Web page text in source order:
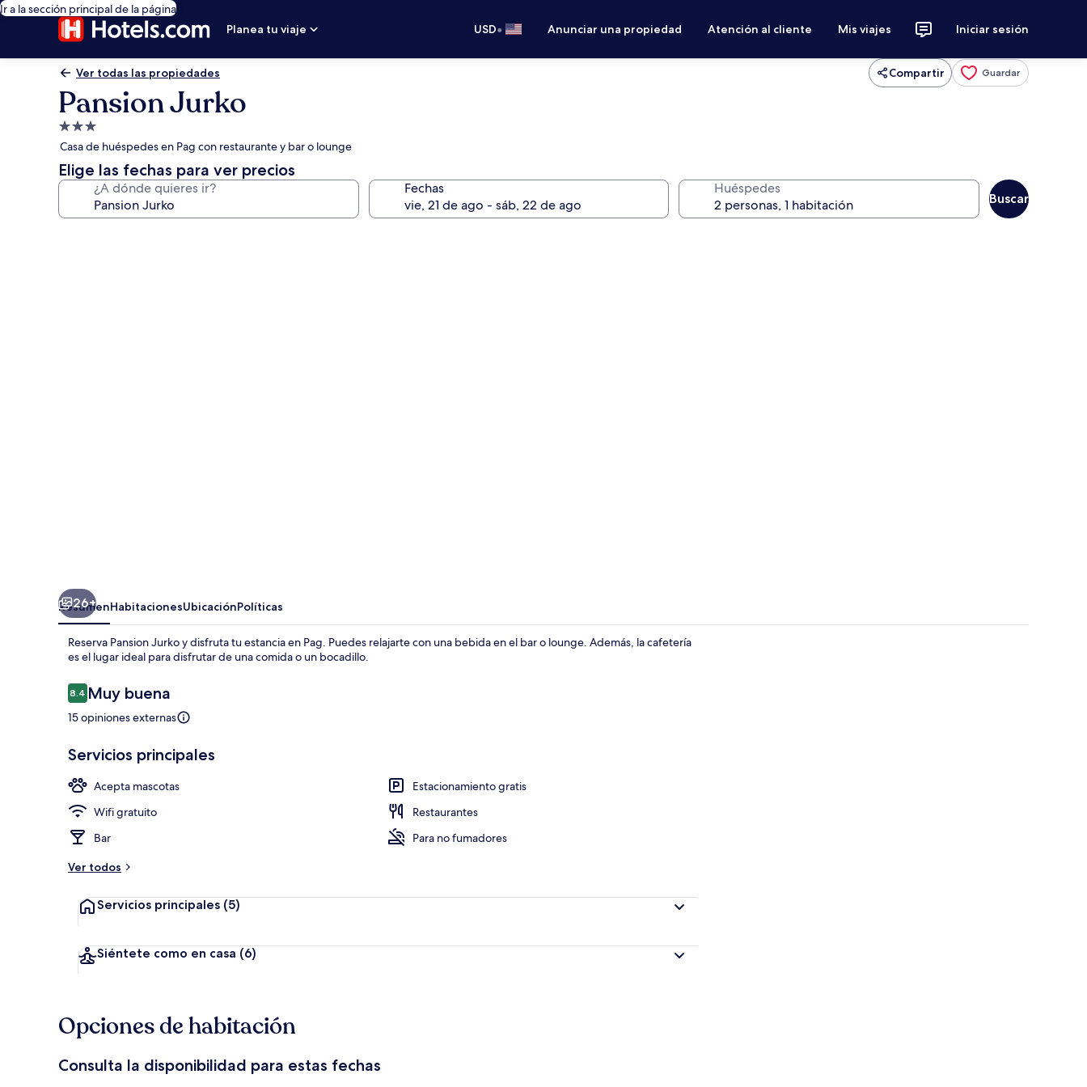
Ir a la sección principal de la página
Planea tu viaje
USD• Anunciar una propiedad Atención al cliente Mis viajes Iniciar sesión
Ver todas las propiedades Compartir Guardar
Pansion Jurko
Propiedad
de
3.0
estrellas
Casa de huéspedes en Pag con restaurante y bar o lounge
Elige las fechas para ver precios
¿A dónde quieres ir? Fechas Huéspedes
Buscar
26+
ResumenHabitacionesUbicaciónPolíticas
Reserva Pansion Jurko y disfruta tu estancia en Pag. Puedes relajarte con una bebida en el bar o lounge. Además, la cafetería
es el lugar ideal para disfrutar de una comida o un bocadillo.
Opiniones
8.48.4 de 10,
Muy buena
15 opiniones externas
Servicios principales
Acepta mascotas
Estacionamiento gratis
Wifi gratuito
Restaurantes
Bar
Para no fumadores
Ver todos
Servicios principales (5)
Siéntete como en casa (6)
Opciones de habitación
Consulta la disponibilidad para estas fechas